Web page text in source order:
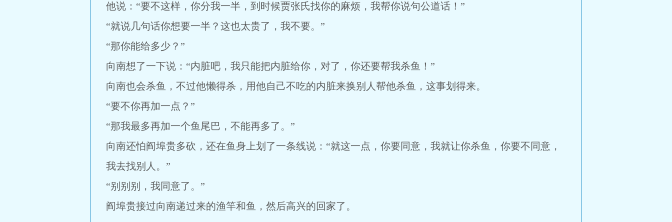
他说：“要不这样，你分我一半，到时候贾张氏找你的麻烦，我帮你说句公道话！”
“就说几句话你想要一半？这也太贵了，我不要。”
“那你能给多少？”
向南想了一下说：“内脏吧，我只能把内脏给你，对了，你还要帮我杀鱼！”
向南也会杀鱼，不过他懒得杀，用他自己不吃的内脏来换别人帮他杀鱼，这事划得来。
“要不你再加一点？”
“那我最多再加一个鱼尾巴，不能再多了。”
向南还怕阎埠贵多砍，还在鱼身上划了一条线说：“就这一点，你要同意，我就让你杀鱼，你要不同意，
我去找别人。”
“别别别，我同意了。”
阎埠贵接过向南递过来的渔竿和鱼，然后高兴的回家了。